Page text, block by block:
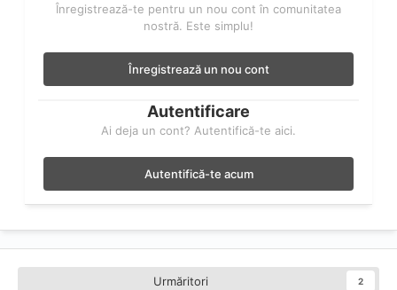
Înregistrează-te pentru un nou cont în comunitatea
nostră. Este simplu!
Înregistrează un nou cont
Autentificare
Ai deja un cont? Autentifică-te aici.
Autentifică-te acum
Urmăritori 2